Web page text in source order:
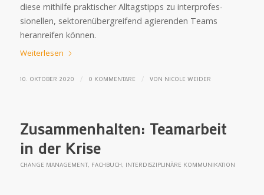
diese mit­hilfe prak­ti­scher All­tags­tipps zu inter­profes­
sionel­len, sek­toren­über­grei­fend agie­ren­den Teams
heran­reifen können.
Weiterlesen
10. OKTOBER 2020 / 0 KOMMENTARE / VON NICOLE WEIDER
Zusammenhalten: Teamarbeit
in der Krise
CHANGE MANAGEMENT, FACHBUCH, INTERDISZIPLINÄRE KOMMUNIKATION